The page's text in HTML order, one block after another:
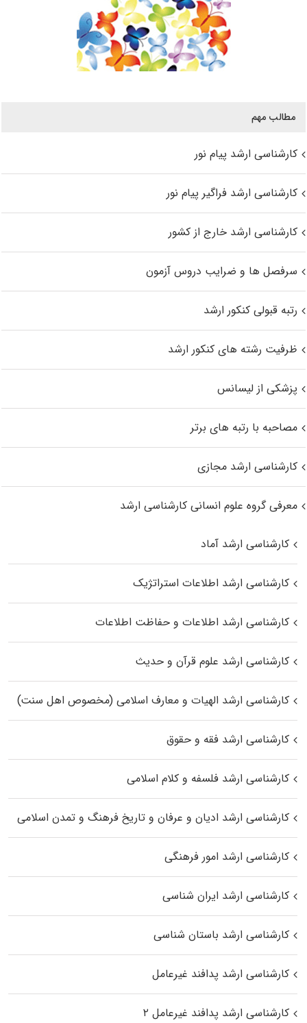
مطالب مهم
کارشناسی ارشد پیام نور
کارشناسی ارشد فراگیر پیام نور
کارشناسی ارشد خارج از کشور
سرفصل ها و ضرایب دروس آزمون
رتبه قبولی کنکور ارشد
ظرفیت رشته های کنکور ارشد
پزشکی از لیسانس
مصاحبه با رتبه های برتر
کارشناسی ارشد مجازی
معرفی گروه علوم انسانی کارشناسی ارشد
کارشناسی ارشد آماد
کارشناسی ارشد اطلاعات استراتژیک
کارشناسی ارشد اطلاعات و حفاظت اطلاعات
کارشناسی ارشد علوم قرآن و حدیث
کارشناسی ارشد الهیات و معارف اسلامی (مخصوص اهل سنت)
کارشناسی ارشد فقه و حقوق
کارشناسی ارشد فلسفه و کلام اسلامی
کارشناسی ارشد ادیان و عرفان و تاریخ فرهنگ و تمدن اسلامی
کارشناسی ارشد امور فرهنگی
کارشناسی ارشد ایران شناسی
کارشناسی ارشد باستان شناسی
کارشناسی ارشد پدافند غیرعامل
کارشناسی ارشد پدافند غیرعامل ۲